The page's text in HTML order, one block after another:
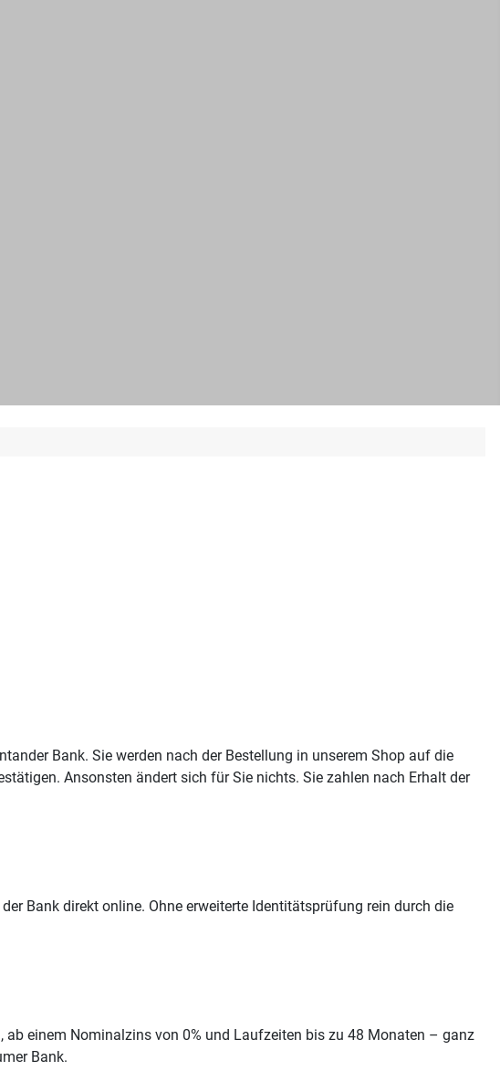
Bank. Sie werden nach der Bestellung in unserem Shop auf die
Ansonsten ändert sich für Sie nichts. Sie zahlen nach Erhalt der
Bank direkt online. Ohne erweiterte Identitätsprüfung rein durch die
einem Nominalzins von 0% und Laufzeiten bis zu 48 Monaten – ganz
Bank.